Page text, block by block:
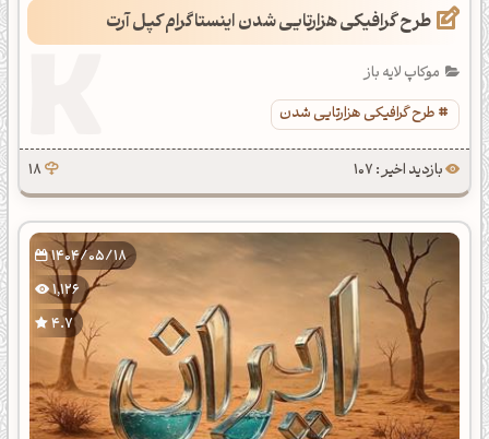
طرح گرافیکی هزارتایی شدن اینستاگرام کپل آرت
موکاپ لایه باز
طرح گرافیکی هزارتایی شدن
بازدید اخیر : 107 18
1404/05/18
1,126
4.7